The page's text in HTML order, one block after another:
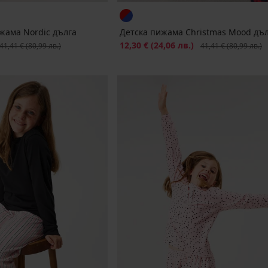
Nordic дълга
цена
41,41 €(80,99 лв.)
Детска пижама Christmas Mood
Намаление
12,30 € (24,06 лв.) Първоначална цена
41,41 €(80,99 лв.)